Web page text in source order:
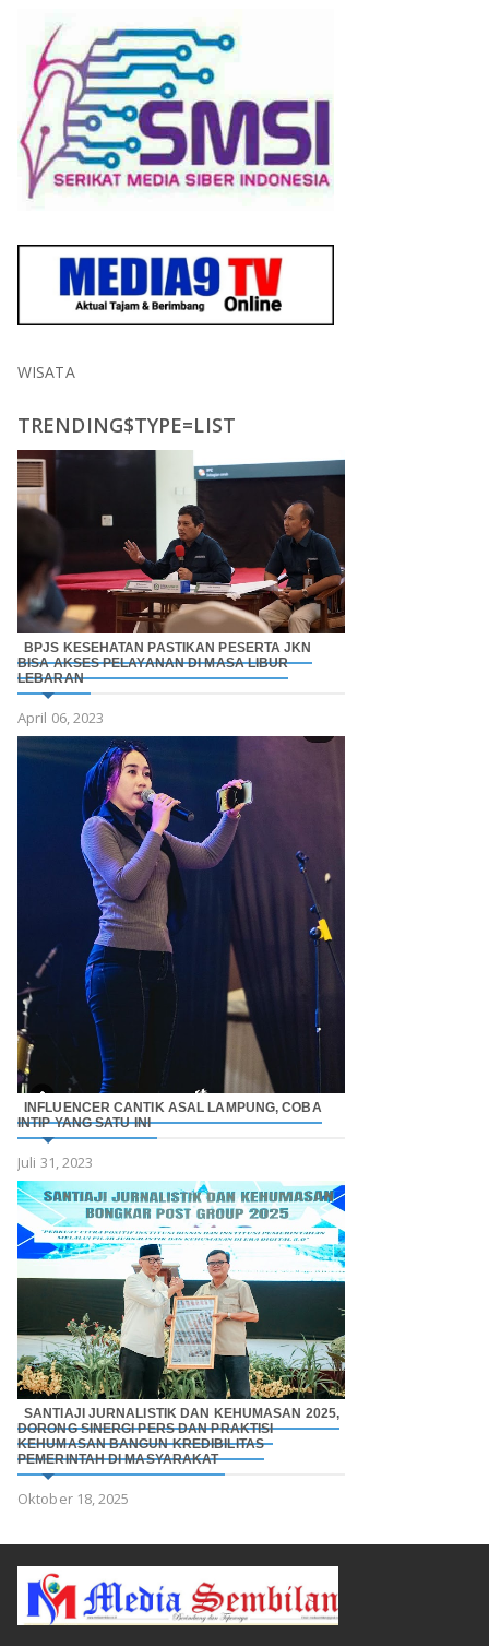
WISATA
TRENDING$TYPE=LIST
BPJS KESEHATAN PASTIKAN PESERTA JKN
BISA AKSES PELAYANAN DI MASA LIBUR
LEBARAN
April 06, 2023
INFLUENCER CANTIK ASAL LAMPUNG, COBA
INTIP YANG SATU INI
Juli 31, 2023
SANTIAJI JURNALISTIK DAN KEHUMASAN 2025,
DORONG SINERGI PERS DAN PRAKTISI
KEHUMASAN BANGUN KREDIBILITAS
PEMERINTAH DI MASYARAKAT
Oktober 18, 2025